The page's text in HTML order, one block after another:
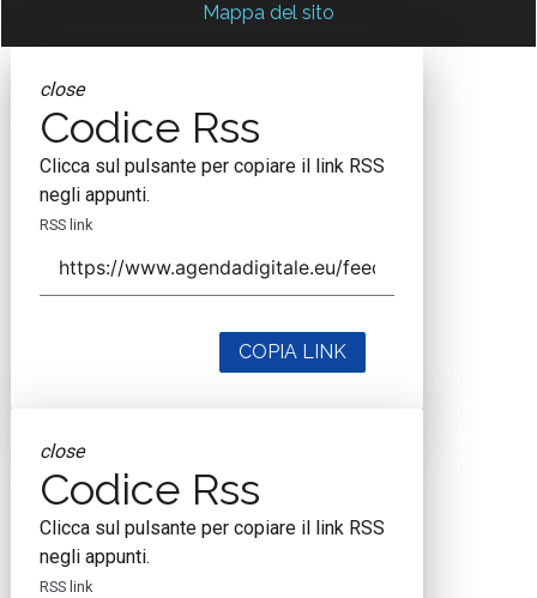
Mappa del sito
close
Codice Rss
Clicca sul pulsante per copiare il link RSS
negli appunti.
RSS link
COPIA LINK
close
Codice Rss
Clicca sul pulsante per copiare il link RSS
negli appunti.
RSS link